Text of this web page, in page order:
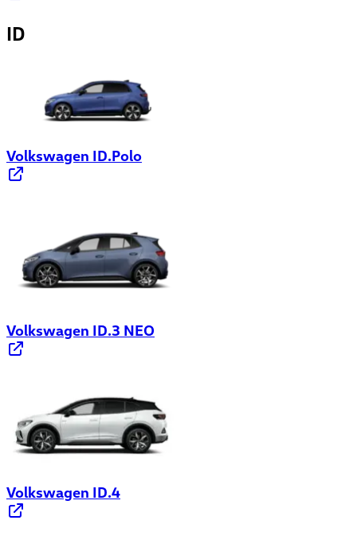
ID
Volkswagen ID.Polo
Volkswagen ID.3 NEO
Volkswagen ID.4